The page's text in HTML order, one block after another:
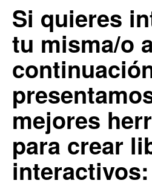
Si quieres
tu misma/o
mejores
para crear
interactivos: